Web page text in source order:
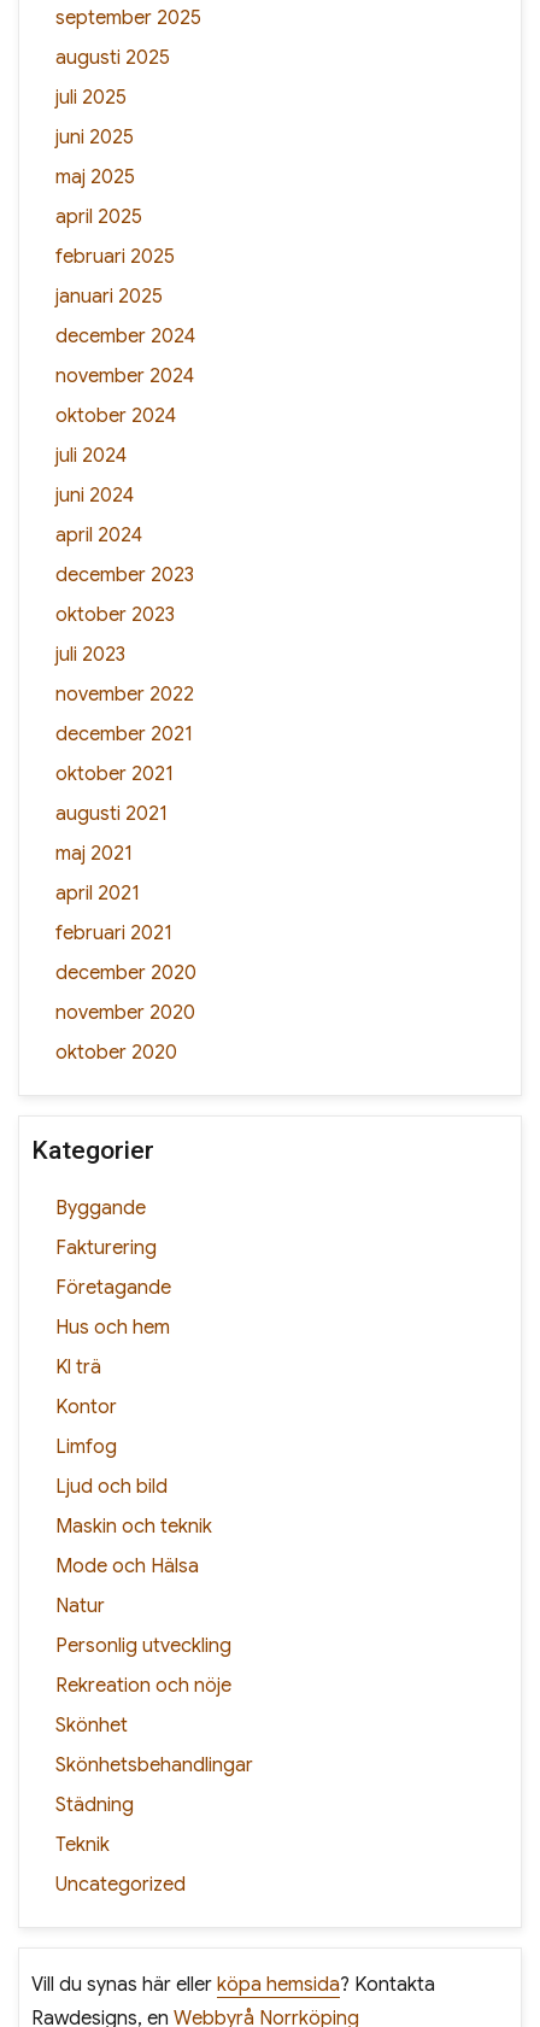
september 2025
augusti 2025
juli 2025
juni 2025
maj 2025
april 2025
februari 2025
januari 2025
december 2024
november 2024
oktober 2024
juli 2024
juni 2024
april 2024
december 2023
oktober 2023
juli 2023
november 2022
december 2021
oktober 2021
augusti 2021
maj 2021
april 2021
februari 2021
december 2020
november 2020
oktober 2020
Kategorier
Byggande
Fakturering
Företagande
Hus och hem
Kl trä
Kontor
Limfog
Ljud och bild
Maskin och teknik
Mode och Hälsa
Natur
Personlig utveckling
Rekreation och nöje
Skönhet
Skönhetsbehandlingar
Städning
Teknik
Uncategorized
Vill du synas här eller köpa hemsida? Kontakta
Rawdesigns, en Webbyrå Norrköping